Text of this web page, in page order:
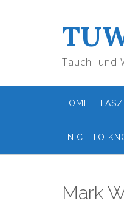
Tauch- und
HOME
NICE TO
Mark